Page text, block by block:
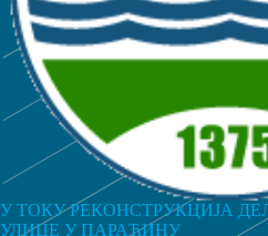
У ТОКУ РЕКОНСТРУКЦИЈА
УЛИЦЕ У ПАРАЋИНУ